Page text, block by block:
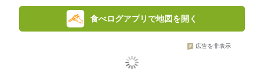
食べログアプリで地図を開く
広告を非表示